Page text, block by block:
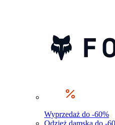
Wyprzedaż do -60%
Odzież damska do -